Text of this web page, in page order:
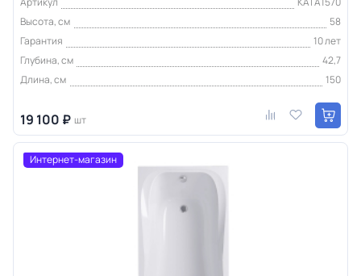
Высота, см
58
Гарантия
10 лет
Глубина, см
42,7
Длина, см
150
19 100 ₽ шт
Интернет-магазин